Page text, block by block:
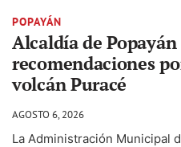
POPAYÁN
Alcaldía de
recomendaciones
volcán Puracé
AGOSTO 6, 2026
La Administración Municipal